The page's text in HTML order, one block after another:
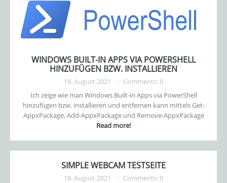
WINDOWS BUILT-IN APPS VIA POWERSHELL
HINZUFÜGEN BZW. INSTALLIEREN
18. August 2021
Comments: 0
Ich zeige wie man Windows Built-in Apps via PowerShell
hinzufügen bzw. installieren und entfernen kann mittels Get-
AppxPackage, Add-AppxPackage und Remove-AppxPackage
Read more!
SIMPLE WEBCAM TESTSEITE
18. August 2021
Comments: 0